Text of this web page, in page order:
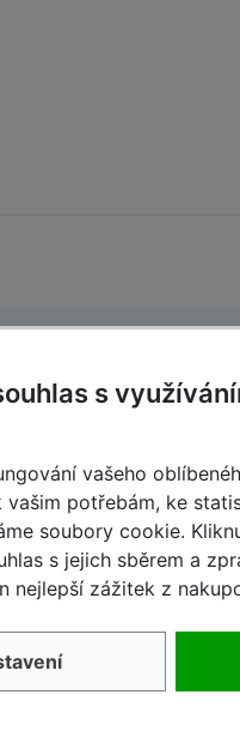
18 příček
s
vašeho
vašim potřebám, ke
soubory cookie.
s jejich sběrem a
nejlepší zážitek z